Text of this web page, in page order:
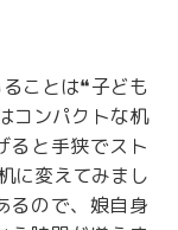
ことは❝子ども
コンパクトな机
ると手狭でスト
に変えてみまし
るので、娘自身